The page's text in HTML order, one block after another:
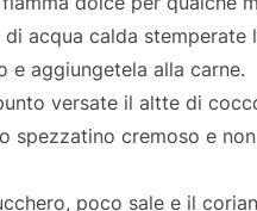
di acqua calda stemperate
e aggiungetela alla carne.
versate il altte di
spezzatino cremoso e
poco sale e il